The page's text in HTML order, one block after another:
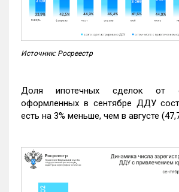
Источник: Росреестр
Доля ипотечных сделок от
оформленных в сентябре ДДУ
есть на 3% меньше, чем в августе